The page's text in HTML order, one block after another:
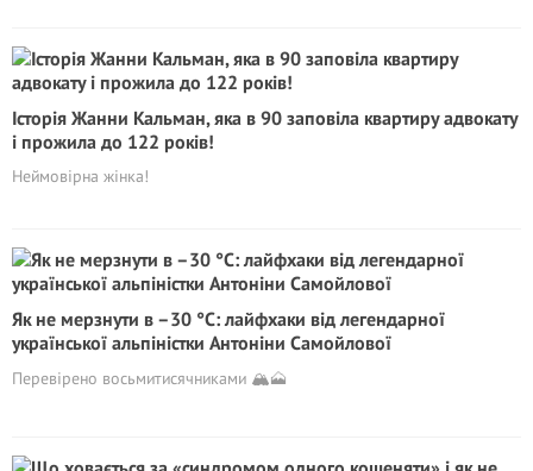
Історія Жанни Кальман, яка в 90 заповіла квартиру адвокату
і прожила до 122 років!
Неймовірна жінка!
Як не мерзнути в –30 °C: лайфхаки від легендарної
української альпіністки Антоніни Самойлової
Перевірено восьмитисячниками 🏔️🗻